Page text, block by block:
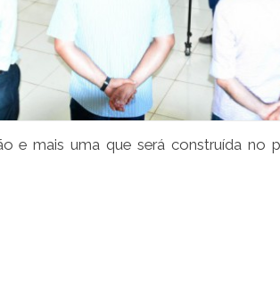
e mais uma que será construída no